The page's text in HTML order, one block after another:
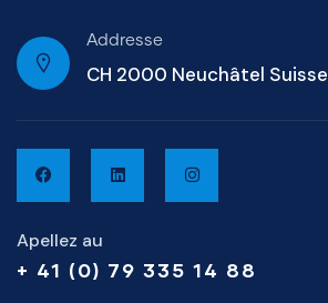
Addresse
CH 2000 Neuchâtel Suisse
Apellez au
+ 41 (0) 79 335 14 88